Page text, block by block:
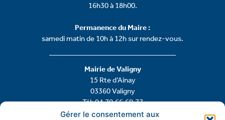
Gérer le consentement aux
Mairie de Valigny
15 Rte d’Ainay
03360 Valigny
Tél: 04.70.66.60.77
16h30 à 18h00.
Permanence du Maire :
samedi matin de 10h à 12h sur rendez-vous.